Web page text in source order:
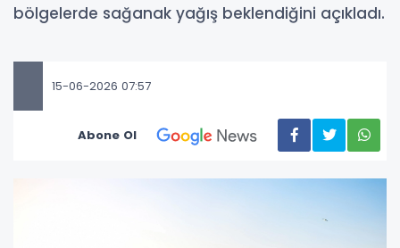
bölgelerde sağanak yağış beklendiğini açıkladı.
15-06-2026 07:57
Abone Ol